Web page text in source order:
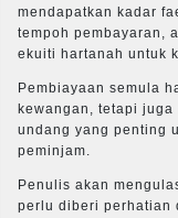
mendapatkan kadar
tempoh pembayaran,
ekuiti hartanah untuk
Pembiayaan semula
kewangan, tetapi
undang yang penting
peminjam.
Penulis akan
perlu diberi perhatian